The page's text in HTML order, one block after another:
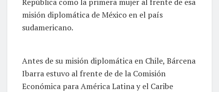
misión diplomática de México en el país
sudamericano.
Antes de su misión diplomática en Chile, Bárcena
Ibarra estuvo al frente de de la Comisión
Económica para América Latina y el Caribe